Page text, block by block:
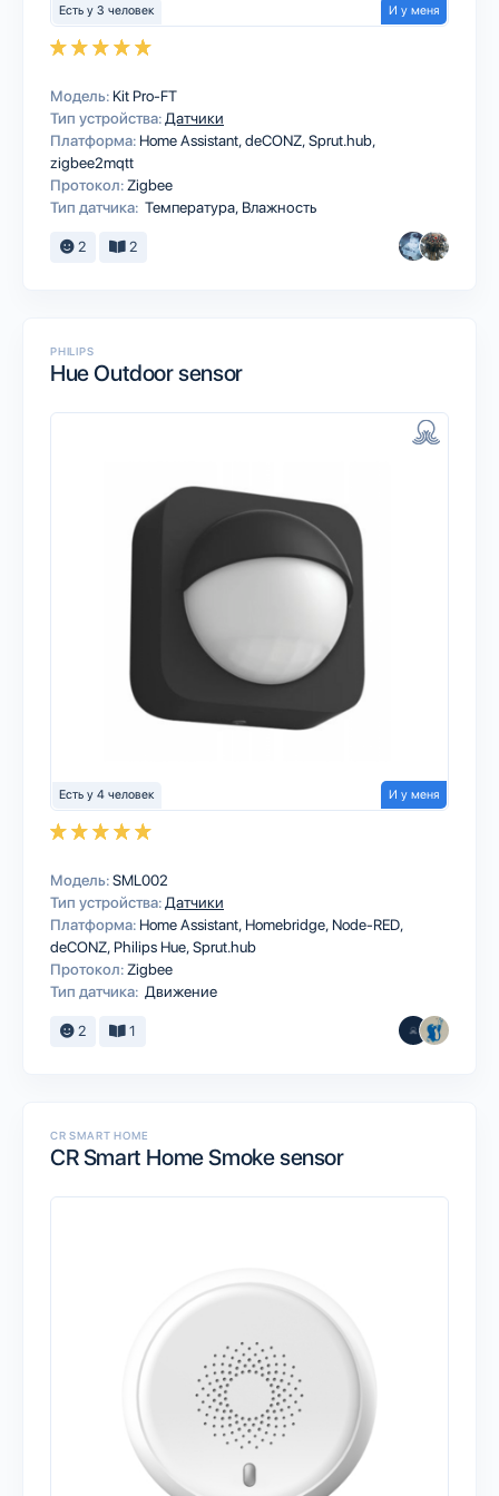
Есть у 3 человек И у меня
Модель: Kit Pro-FT
Тип устройства: Датчики
Платформа: Home AssistantdeCONZSprut.hub
zigbee2mqtt
Протокол: Zigbee
Тип датчика: Температура, Влажность
2 2
PHILIPS
Hue Outdoor sensor
Есть у 4 человек И у меня
Модель:SML002
Тип устройства: Датчики
Платформа: Home Assistant Homebridge Node-RED
deCONZ Philips HueSprut.hub
Протокол: Zigbee
Тип датчика: Движение
2 1
CR SMART HOME
CR Smart Home Smoke sensor